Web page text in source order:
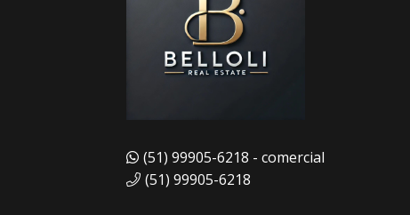
(51) 99905-6218 - comercial
(51) 99905-6218